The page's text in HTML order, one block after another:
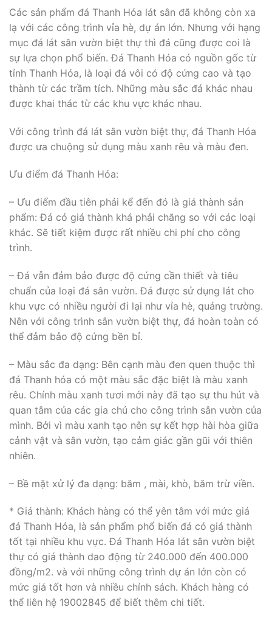
Các sản phẩm đá Thanh Hóa lát sân đã không còn xa
lạ với các công trình vỉa hè, dự án lớn. Nhưng với hạng
mục đá lát sân vườn biệt thự thì đá cũng được coi là
sự lựa chọn phổ biến. Đá Thanh Hóa có nguồn gốc từ
tỉnh Thanh Hóa, là loại đá vôi có độ cứng cao và tạo
thành từ các trầm tích. Những màu sắc đá khác nhau
được khai thác từ các khu vực khác nhau.
Với công trình đá lát sân vườn biệt thự, đá Thanh Hóa
được ưa chuộng sử dụng màu xanh rêu và màu đen.
Ưu điểm đá Thanh Hóa:
– Ưu điểm đầu tiên phải kể đến đó là giá thành sản
phẩm: Đá có giá thành khá phải chăng so với các loại
khác. Sẽ tiết kiệm được rất nhiều chi phí cho công
trình.
– Đá vẫn đảm bảo được độ cứng cần thiết và tiêu
chuẩn của loại đá sân vườn. Đá được sử dụng lát cho
khu vực có nhiều người đi lại như vỉa hè, quảng trường.
Nên với công trình sân vườn biệt thự, đá hoàn toàn có
thể đảm bảo độ cứng bền bỉ.
– Màu sắc đa dạng: Bên cạnh màu đen quen thuộc thì
đá Thanh hóa có một màu sắc đặc biệt là màu xanh
rêu. Chính màu xanh tươi mới này đã tạo sự thu hút và
quan tâm của các gia chủ cho công trình sân vườn của
mình. Bởi vì màu xanh tạo nên sự kết hợp hài hòa giữa
cảnh vật và sân vườn, tạo cảm giác gần gũi với thiên
nhiên.
– Bề mặt xử lý đa dạng: băm , mài, khò, băm trừ viền.
* Giá thành: Khách hàng có thể yên tâm với mức giá
đá Thanh Hóa, là sản phẩm phổ biến đá có giá thành
tốt tại nhiều khu vực. Đá Thanh Hóa lát sân vườn biệt
thự có giá thành dao động từ 240.000 đến 400.000
đồng/m2. và với những công trình dự án lớn còn có
mức giá tốt hơn và nhiều chính sách. Khách hàng có
thể liên hệ 19002845 để biết thêm chi tiết.